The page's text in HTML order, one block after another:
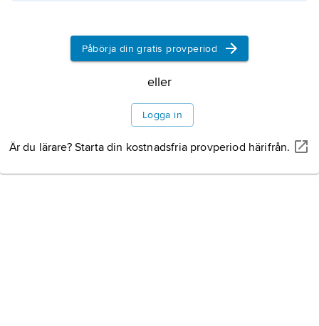
Påbörja din gratis provperiod
eller
Logga in
Är du lärare? Starta din kostnadsfria provperiod härifrån.